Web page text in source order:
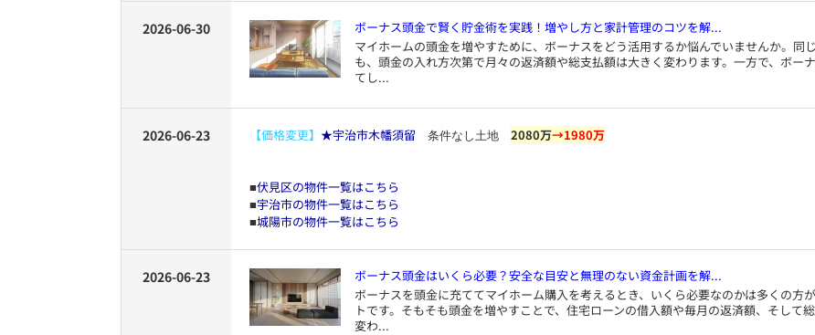
2026-06-30
ボーナス頭金で賢く貯金術を実践！増やし方と家計管理のコツを解...
マイホームの頭金を増やすために、ボーナスをどう活用するか悩んでいませんか。同
も、頭金の入れ方次第で月々の返済額や総支払額は大きく変わります。一方で、ボー
てし...
2026-06-23 【価格変更】 ★宇治市木幡須留 条件なし土地 2080万→1980万
■伏見区の物件一覧はこちら
■宇治市の物件一覧はこちら
■城陽市の物件一覧はこちら
2026-06-23
ボーナス頭金はいくら必要？安全な目安と無理のない資金計画を解...
ボーナスを頭金に充ててマイホーム購入を考えるとき、いくら必要なのかは多くの方
トです。そもそも頭金を増やすことで、住宅ローンの借入額や毎月の返済額、そして
変わ...